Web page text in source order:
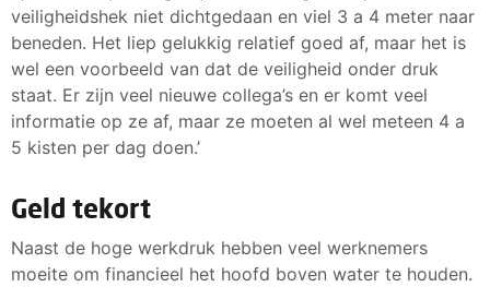
veiligheidshek niet dichtgedaan en viel 3 a 4 meter naar
beneden. Het liep gelukkig relatief goed af, maar het is
wel een voorbeeld van dat de veiligheid onder druk
staat. Er zijn veel nieuwe collega’s en er komt veel
informatie op ze af, maar ze moeten al wel meteen 4 a
5 kisten per dag doen.’
Geld tekort
Naast de hoge werkdruk hebben veel werknemers
moeite om financieel het hoofd boven water te houden.